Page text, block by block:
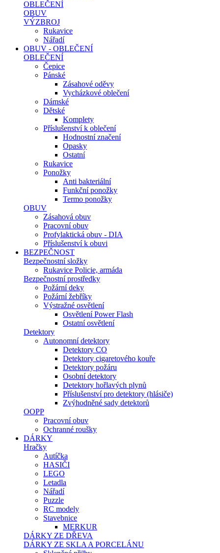
OBLEČENÍ
OBUV
VÝZBROJ
Rukavice
Nářadí
OBUV - OBLEČENÍ
OBLEČENÍ
Čepice
Pánské
Zásahové oděvy
Vycházkové oblečení
Dámské
Dětské
Komplety
Příslušenství k oblečení
Hodnostní značení
Opasky
Ostatní
Rukavice
Ponožky
Anti bakteriální
Funkční ponožky
Termo ponožky
OBUV
Zásahová obuv
Pracovní obuv
Profylaktická obuv - DIA
Příslušenství k obuvi
BEZPEČNOST
Bezpečnostní složky
Rukavice Policie, armáda
Bezpečnostní prostředky
Požární deky
Požární žebříky
Výstražné osvětlení
Osvětlení Power Flash
Ostatní osvětlení
Detektory
Autonomní detektory
Detektory CO
Detektory cigaretového kouře
Detektory požáru
Osobní detektory
Detektory hořlavých plynů
Příslušenství pro detektory (hlásiče)
Zvýhodněné sady detektorů
OOPP
Pracovní obuv
Ochranné roušky
DÁRKY
Hračky
Autíčka
HASIČI
LEGO
Letadla
Nářadí
Puzzle
RC modely
Stavebnice
MERKUR
DÁRKY ZE DŘEVA
DÁRKY ZE SKLA A PORCELÁNU